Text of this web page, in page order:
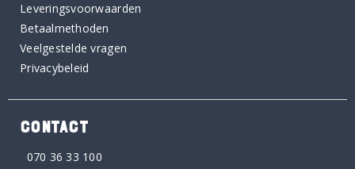
Leveringsvoorwaarden
Betaalmethoden
Veelgestelde vragen
Privacybeleid
CONTACT
070 36 33 100